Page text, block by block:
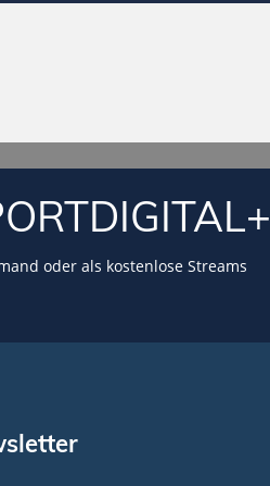
oder als kostenlose Streams